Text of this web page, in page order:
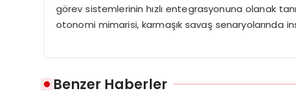
görev sistemlerinin hızlı entegrasyonuna olanak
otonomi mimarisi, karmaşık savaş senaryolarında
Benzer Haberler